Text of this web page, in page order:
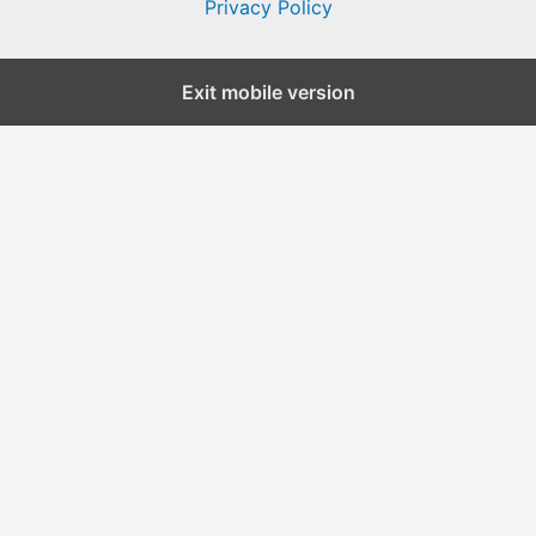
Privacy Policy
Exit mobile version